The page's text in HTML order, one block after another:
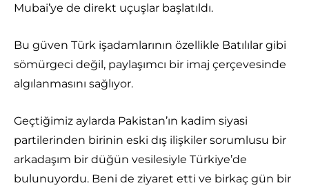
Mubai’ye de direkt uçuşlar başlatıldı.
Bu güven Türk işadamlarının özellikle Batılılar gibi
sömürgeci değil, paylaşımcı bir imaj çerçevesinde
algılanmasını sağlıyor.
Geçtiğimiz aylarda Pakistan’ın kadim siyasi
partilerinden birinin eski dış ilişkiler sorumlusu bir
arkadaşım bir düğün vesilesiyle Türkiye’de
bulunuyordu. Beni de ziyaret etti ve birkaç gün bir